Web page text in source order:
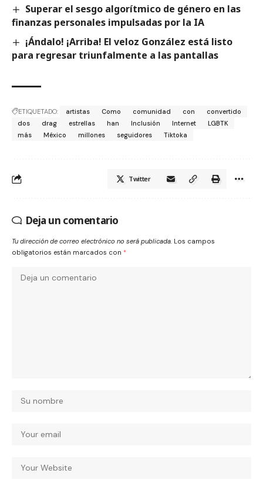
Superar el sesgo algorítmico de género en las
finanzas personales impulsadas por la IA
¡Ándalo! ¡Arriba! El veloz González está listo
para regresar triunfalmente a las pantallas
ETIQUETADO: artistas Como comunidad con
convertido
dos
drag estrellas han Inclusión Internet
LGBTK
más
México millones seguidores Tiktoka
Twitter
Deja un comentario
Tu dirección de correo electrónico no será publicada. Los campos
obligatorios están marcados con *